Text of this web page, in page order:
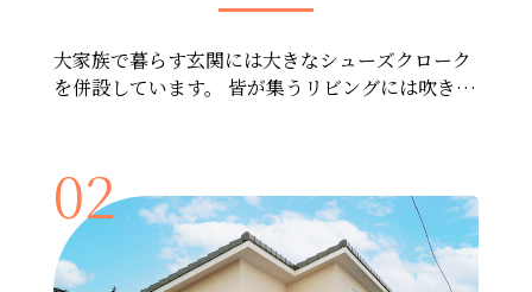
大家族で暮らす玄関には大きなシューズクローク
を併設しています。 皆が集うリビングには吹き抜